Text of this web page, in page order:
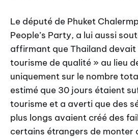
Le député de Phuket
People’s Party, a lui aussi
affirmant que Thailand devait
tourisme de qualité » au lieu
uniquement sur le nombre
estimé que 30 jours étaient
tourisme et a averti que des
plus longs avaient créé des
certains étrangers de monter